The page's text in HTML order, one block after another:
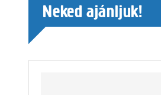
Neked ajánljuk!